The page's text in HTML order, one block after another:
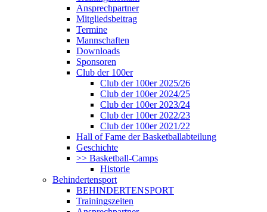
Ansprechpartner
Mitgliedsbeitrag
Termine
Mannschaften
Downloads
Sponsoren
Club der 100er
Club der 100er 2025/26
Club der 100er 2024/25
Club der 100er 2023/24
Club der 100er 2022/23
Club der 100er 2021/22
Hall of Fame der Basketballabteilung
Geschichte
>> Basketball-Camps
Historie
Behindertensport
BEHINDERTENSPORT
Trainingszeiten